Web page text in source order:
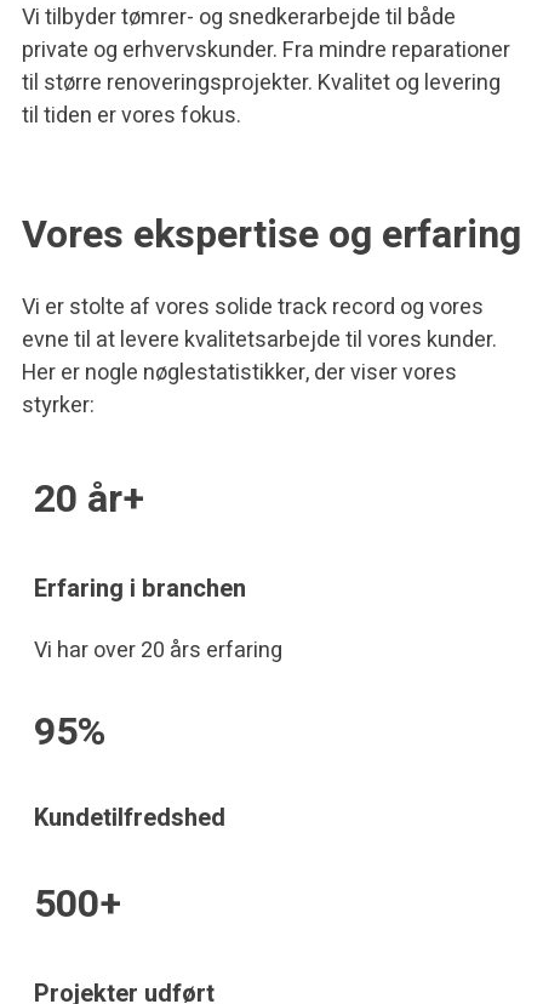
Vi tilbyder tømrer- og snedkerarbejde til både
private og erhvervskunder. Fra mindre reparationer
til større renoveringsprojekter. Kvalitet og levering
til tiden er vores fokus.
Vores ekspertise og erfaring
Vi er stolte af vores solide track record og vores
evne til at levere kvalitetsarbejde til vores kunder.
Her er nogle nøglestatistikker, der viser vores
styrker:
20 år+
Erfaring i branchen
Vi har over 20 års erfaring
95%
Kundetilfredshed
500+
Projekter udført